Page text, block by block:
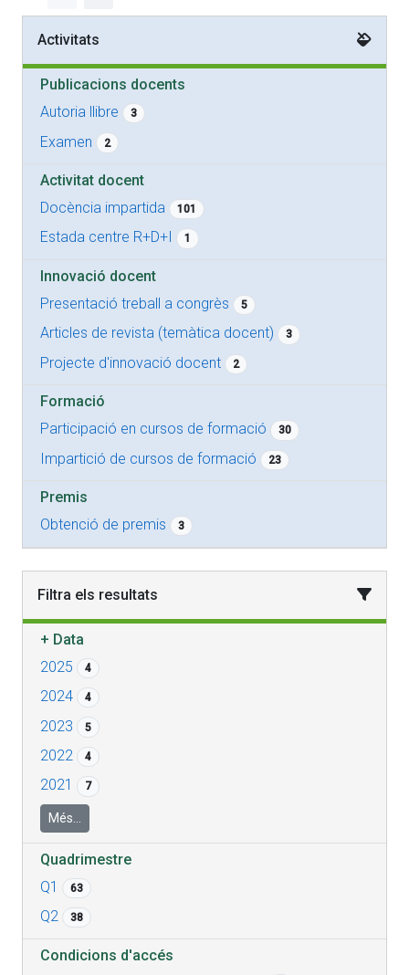
Activitats
Publicacions docents
Autoria llibre
3
Examen 2
Activitat docent
Docència impartida
101
Estada centre R+D+I 1
Innovació docent
Presentació treball a congrès
5
Articles de revista (temàtica docent) 3
Projecte d'innovació docent 2
Formació
Participació en cursos de formació
30
Impartició de cursos de formació 23
Premis
Obtenció de premis
3
Filtra els resultats
+ Data
2025
4
2024 4
2023 5
2022 4
2021 7
Més...
Quadrimestre
Q1
63
Q2 38
Condicions d'accés